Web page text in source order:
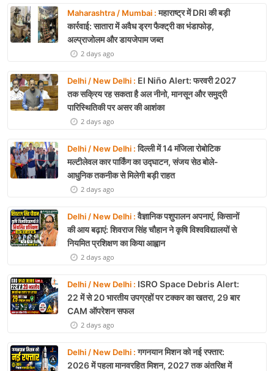
Maharashtra / Mumbai :महाराष्ट्र में DRI की बड़ी
कार्रवाई: सातारा में अवैध ड्रग फैक्ट्री का भंडाफोड़,
अल्प्राजोलम और डायजेपाम जब्त
2 days ago
Delhi / New Delhi : El Niño Alert: फरवरी 2027
तक सक्रिय रह सकता है अल नीनो, मानसून और समुद्री
पारिस्थितिकी पर असर की आशंका
2 days ago
Delhi / New Delhi :दिल्ली में 14 मंजिला रोबोटिक
मल्टीलेवल कार पार्किंग का उद्घाटन, संजय सेठ बोले-
आधुनिक तकनीक से मिलेगी बड़ी राहत
2 days ago
Delhi / New Delhi :वैज्ञानिक पशुपालन अपनाएं, किसानों
की आय बढ़ाएं: शिवराज सिंह चौहान ने कृषि विश्वविद्यालयों से
नियमित प्रशिक्षण का किया आह्वान
2 days ago
Delhi / New Delhi : ISRO Space Debris Alert:
22 में से 20 भारतीय उपग्रहों पर टक्कर का खतरा, 29 बार
CAM ऑपरेशन सफल
2 days ago
Delhi / New Delhi :गगनयान मिशन को नई रफ्तार:
2026 में पहला मानवरहित मिशन, 2027 तक अंतरिक्ष में